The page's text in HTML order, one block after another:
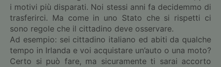
i motivi più disparati. Noi stessi anni fa decidemmo di
trasferirci. Ma come in uno Stato che si rispetti ci
sono regole che il cittadino deve osservare.
Ad esempio: sei cittadino italiano ed abiti da qualche
tempo in Irlanda e voi acquistare un’auto o una moto?
Certo si può fare, ma sicuramente ti sarai accorto